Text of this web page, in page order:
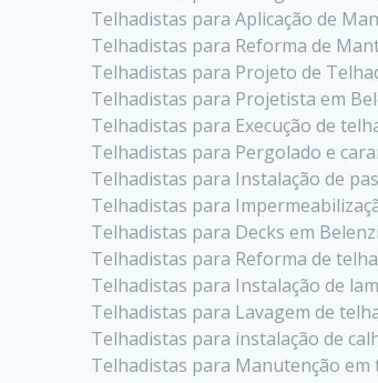
Telhadistas para Aplicação de
Telhadistas para Reforma de
Telhadistas para Projeto de
Telhadistas para Projetista em
Telhadistas para Execução de
Telhadistas para Pergolado e
Telhadistas para Instalação de
Telhadistas para
Telhadistas para Decks em
Telhadistas para Reforma de
Telhadistas para Instalação de
Telhadistas para Lavagem de
Telhadistas para instalação de
Telhadistas para Manutenção